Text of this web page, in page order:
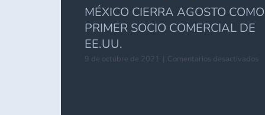
en
MÉXICO CIERRA AGOSTO COMO
PRIMER SOCIO COMERCIAL DE
EE.UU.
9 de octubre de 2021 | Comentarios desactivadosen